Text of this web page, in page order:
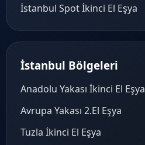
İstanbul Spot İkinci El Eşya
İstanbul Bölgeleri
Anadolu Yakası İkinci El Eşya
Avrupa Yakası 2.El Eşya
Tuzla İkinci El Eşya